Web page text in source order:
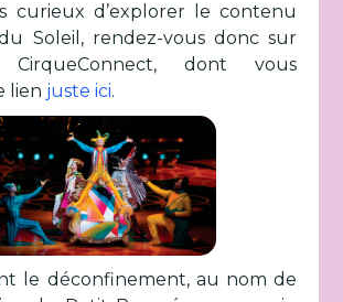
curieux d’explorer le contenu
Soleil, rendez-vous donc sur
dont vous
lien juste ici.
le déconfinement, au nom de